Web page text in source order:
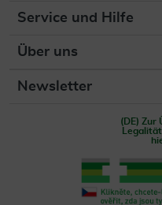
Service und Hilfe
Über uns
Newsletter
(DE) Zur